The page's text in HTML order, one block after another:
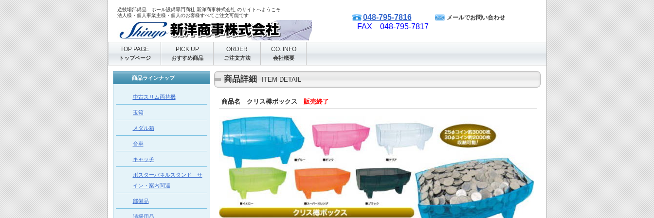
遊技場部備品 ホール設備専門商社 新洋商事株式会社 のサイトへようこそ
法人様・個人事業主様・個人のお客様すべてご注文可能です
048-795-7816 メールでお問い合わせ
FAX 048-795-7817
商品詳細 ITEM DETAIL
商品名 クリス樽ボックス 販売終了
TOP PAGE
トップページ
PICK UP
おすすめ商品
ORDER
ご注文方法
CO. INFO
会社概要
商品ラインナップ
中古スリム両替機
玉箱
メダル箱
台車
キャッチ
ポスターパネルスタンド サ
イン・案内関連
部備品
清掃用品